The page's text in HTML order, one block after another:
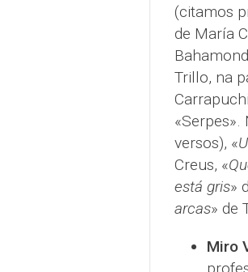
(citamos
de María
Trillo, na
versos), «
Creus, «
está gris»
arcas» de
Miro